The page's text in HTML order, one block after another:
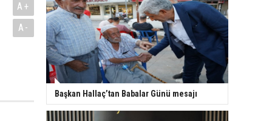
A+
A-
Başkan Hallaç’tan Babalar Günü mesajı